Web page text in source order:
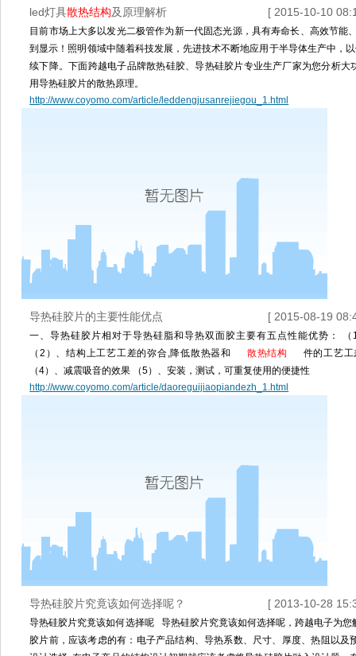
led灯具散热结构及原理解析 [ 2015-10-10
目前市场上大多以发光二极管作为新一代固态光源，具有寿命长、高效节能
到显示！照明领域中随着科技发展，先进技术不断地应用于半导体生产中，
续下降。下面跨越电子品牌散热硅胶、导热硅胶片专业生产厂家为您分析大
用导热硅胶片的散热原理。
http://www.coyomo.com/article/leddengjusanrejiegou_1.html
导热硅胶片的主要性能优点 [ 2015-08-19
一、导热硅胶片相对于导热硅脂和导热双面胶主要有五点性能优势：
（2）、结构上工艺工差的弥合,降低散热器和
散热结构
件的工艺
（4）、减震吸音的效果 （5）、安装，测试，可重复使用的便捷性
http://www.coyomo.com/article/daoreguijiaopiandezh_1.html
导热硅胶片究竟该如何选择呢？ [ 2013-10-28
导热硅胶片究竟该如何选择呢 导热硅胶片究竟该如何选择呢，跨越电子为
胶片前，应该考虑的有：电子产品结构、导热系数、尺寸、厚度、热阻以